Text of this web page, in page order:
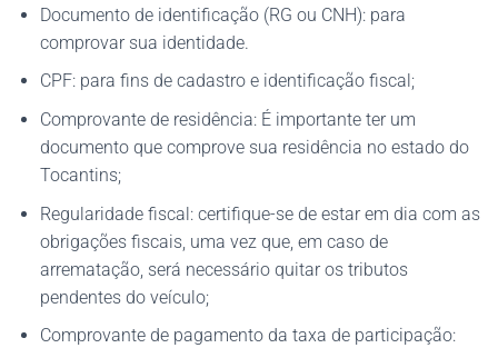
Documento de identificação (RG ou CNH): para
comprovar sua identidade.
CPF: para fins de cadastro e identificação fiscal;
Comprovante de residência: É importante ter um
documento que comprove sua residência no estado do
Tocantins;
Regularidade fiscal: certifique-se de estar em dia com as
obrigações fiscais, uma vez que, em caso de
arrematação, será necessário quitar os tributos
pendentes do veículo;
Comprovante de pagamento da taxa de participação: